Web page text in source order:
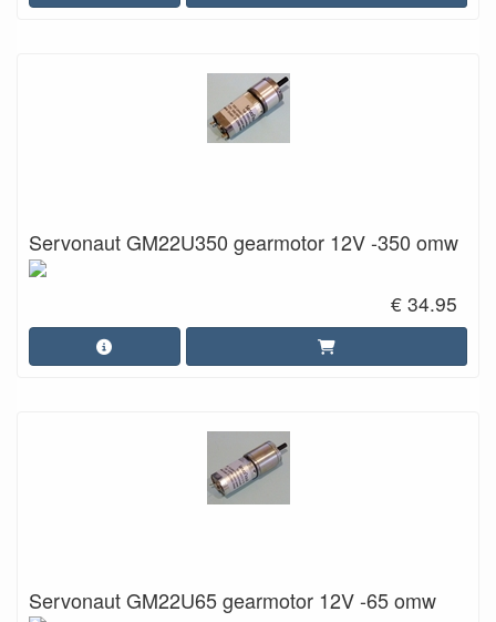
Servonaut GM22U350 gearmotor 12V -350 omw
€ 34.95
Servonaut GM22U65 gearmotor 12V -65 omw